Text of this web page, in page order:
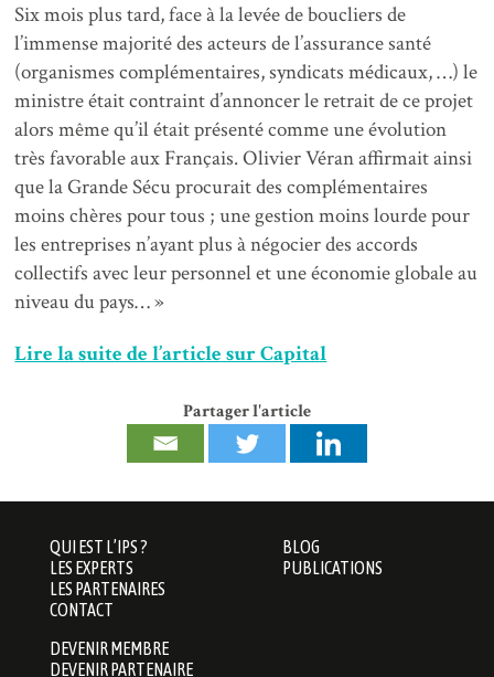
Six mois plus tard, face à la levée de boucliers de
l’immense majorité des acteurs de l’assurance santé
(organismes complémentaires, syndicats médicaux, …) le
ministre était contraint d’annoncer le retrait de ce projet
alors même qu’il était présenté comme une évolution
très favorable aux Français. Olivier Véran affirmait ainsi
que la Grande Sécu procurait des complémentaires
moins chères pour tous ; une gestion moins lourde pour
les entreprises n’ayant plus à négocier des accords
collectifs avec leur personnel et une économie globale au
niveau du pays… »
Lire la suite de l’article sur Capital
Partager l'article
QUI EST L’IPS ?
LES EXPERTS
LES PARTENAIRES
CONTACT
BLOG
PUBLICATIONS
DEVENIR MEMBRE
DEVENIR PARTENAIRE